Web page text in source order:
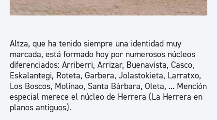
Altza, que ha tenido siempre una identidad muy
marcada, está formado hoy por numerosos núcleos
diferenciados: Arriberri, Arrizar, Buenavista, Casco,
Eskalantegi, Roteta, Garbera, Jolastokieta, Larratxo,
Los Boscos, Molinao, Santa Bárbara, Oleta, ... Mención
especial merece el núcleo de Herrera (La Herrera en
planos antiguos).